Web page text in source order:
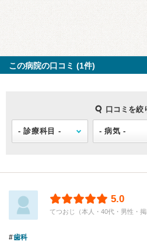
この病院の口コミ (1件)
口コミを絞
5.0
てつおじ（本人・40代・男性・掲
歯科